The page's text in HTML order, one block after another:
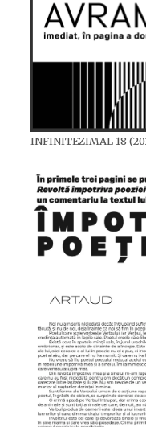
INFINITEZIMAL 18